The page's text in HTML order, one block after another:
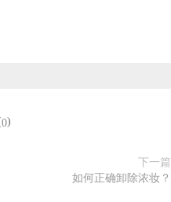
0)
下一篇
如何正确卸除浓妆？